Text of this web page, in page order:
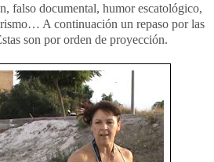
falso documental, humor escatológico,
A continuación un repaso por las
son por orden de proyección.